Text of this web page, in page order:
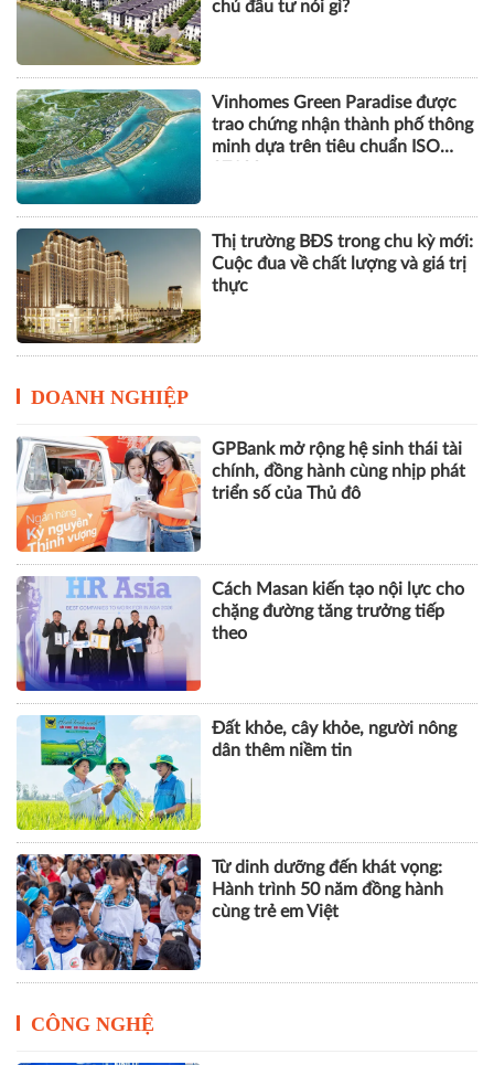
chủ đầu tư nói gì?
Vinhomes Green Paradise được
trao chứng nhận thành phố thông
minh dựa trên tiêu chuẩn ISO
Thị trường BĐS trong chu kỳ mới:
Cuộc đua về chất lượng và giá trị
thực
DOANH NGHIỆP
GPBank mở rộng hệ sinh thái tài
chính, đồng hành cùng nhịp phát
triển số của Thủ đô
Cách Masan kiến tạo nội lực cho
chặng đường tăng trưởng tiếp
theo
Đất khỏe, cây khỏe, người nông
dân thêm niềm tin
Từ dinh dưỡng đến khát vọng:
Hành trình 50 năm đồng hành
cùng trẻ em Việt
CÔNG NGHỆ